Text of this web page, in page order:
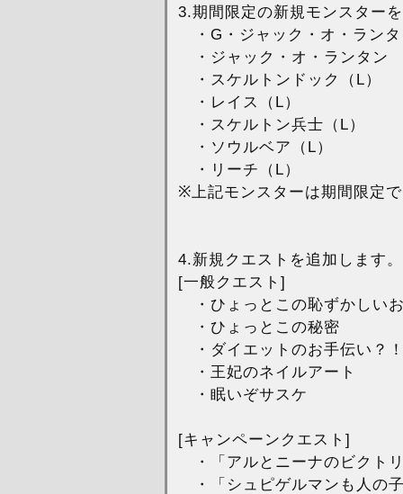
3.期間限定の新規モンスター
・G・ジャック・オ・ラン
・ジャック・オ・ランタン
・スケルトンドック（L）
・レイス（L）
・スケルトン兵士（L）
・ソウルベア（L）
・リーチ（L）
※上記モンスターは期間限定
4.新規クエストを追加します。
[一般クエスト]
・ひょっとこの恥ずかしい
・ひょっとこの秘密
・ダイエットのお手伝い？
・王妃のネイルアート
・眠いぞサスケ
[キャンペーンクエスト]
・「アルとニーナのビクト
・「シュピゲルマンも人の